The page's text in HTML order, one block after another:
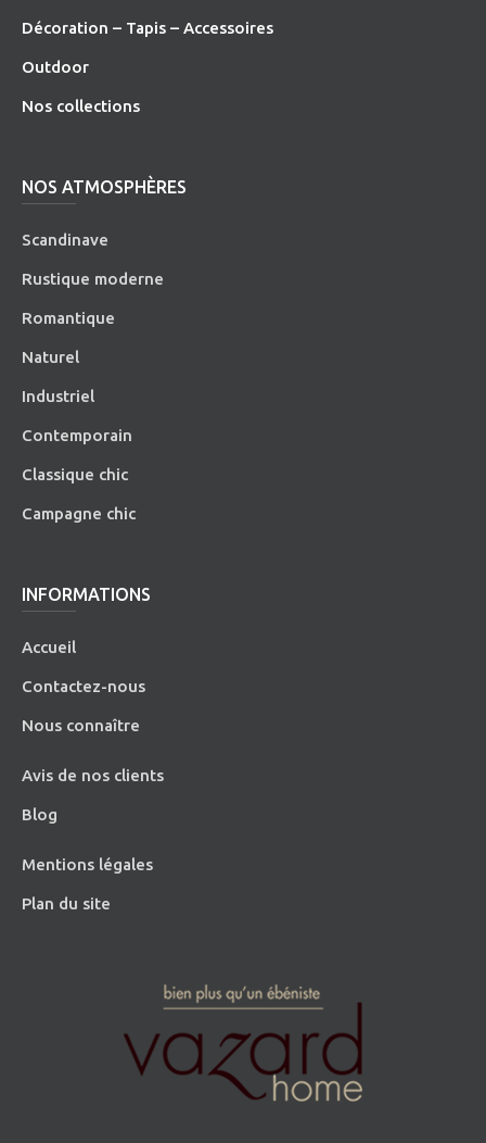
Décoration – Tapis – Accessoires
Outdoor
Nos collections
NOS ATMOSPHÈRES
Scandinave
Rustique moderne
Romantique
Naturel
Industriel
Contemporain
Classique chic
Campagne chic
INFORMATIONS
Accueil
Contactez-nous
Nous connaître
Avis de nos clients
Blog
Mentions légales
Plan du site